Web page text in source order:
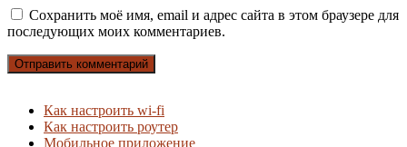
Сохранить моё имя, email и адрес сайта в этом браузере для
последующих моих комментариев.
Как настроить wi-fi
Как настроить роутер
Мобильное приложение